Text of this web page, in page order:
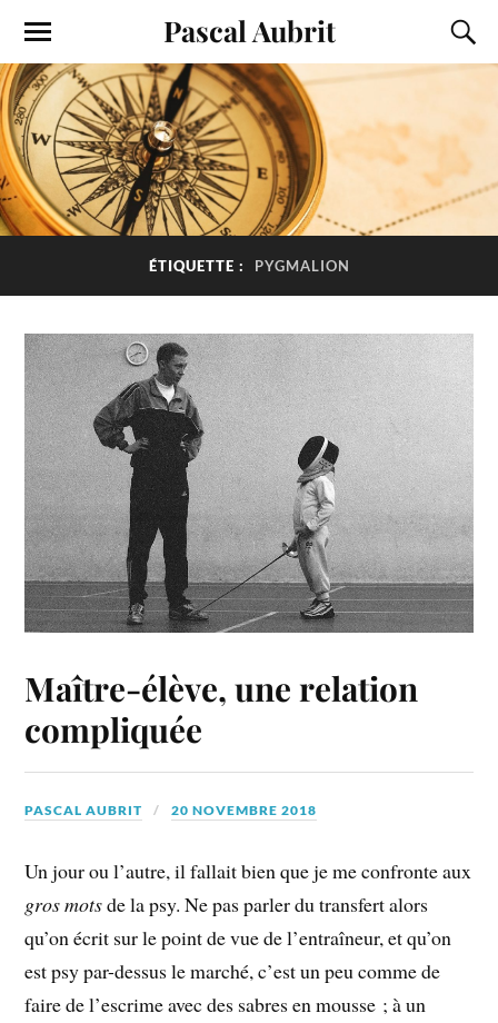
Pascal Aubrit
ÉTIQUETTE : PYGMALION
Maître-élève, une relation
compliquée
PASCAL AUBRIT 20 NOVEMBRE 2018
Un jour ou l’autre, il fallait bien que je me confronte aux
gros motsde la psy. Ne pas parler du transfert alors
qu’on écrit sur le point de vue de l’entraîneur, et qu’on
est psy par-dessus le marché, c’est un peu comme de
faire de l’escrime avec des sabres en mousse ; à un